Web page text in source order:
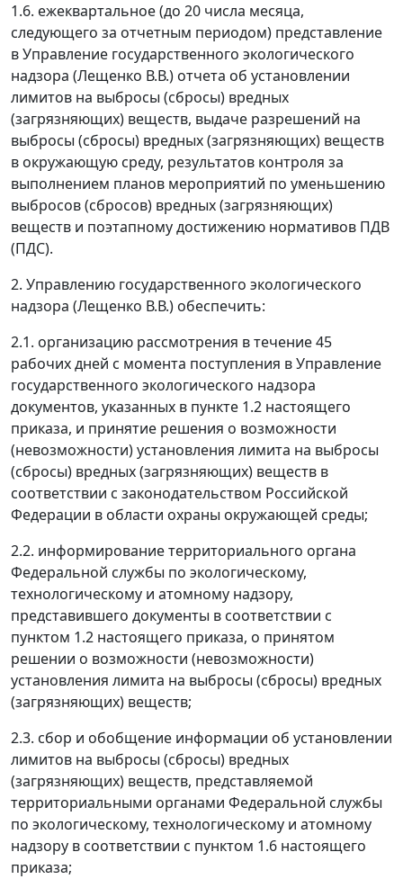
1.6. ежеквартальное (до 20 числа месяца,
следующего за отчетным периодом) представление
в Управление государственного экологического
надзора (Лещенко В.В.) отчета об установлении
лимитов на выбросы (сбросы) вредных
(загрязняющих) веществ, выдаче разрешений на
выбросы (сбросы) вредных (загрязняющих) веществ
в окружающую среду, результатов контроля за
выполнением планов мероприятий по уменьшению
выбросов (сбросов) вредных (загрязняющих)
веществ и поэтапному достижению нормативов ПДВ
(ПДС).
2. Управлению государственного экологического
надзора (Лещенко В.В.) обеспечить:
2.1. организацию рассмотрения в течение 45
рабочих дней с момента поступления в Управление
государственного экологического надзора
документов, указанных в пункте 1.2 настоящего
приказа, и принятие решения о возможности
(невозможности) установления лимита на выбросы
(сбросы) вредных (загрязняющих) веществ в
соответствии с законодательством Российской
Федерации в области охраны окружающей среды;
2.2. информирование территориального органа
Федеральной службы по экологическому,
технологическому и атомному надзору,
представившего документы в соответствии с
пунктом 1.2 настоящего приказа, о принятом
решении о возможности (невозможности)
установления лимита на выбросы (сбросы) вредных
(загрязняющих) веществ;
2.3. сбор и обобщение информации об установлении
лимитов на выбросы (сбросы) вредных
(загрязняющих) веществ, представляемой
территориальными органами Федеральной службы
по экологическому, технологическому и атомному
надзору в соответствии с пунктом 1.6 настоящего
приказа;